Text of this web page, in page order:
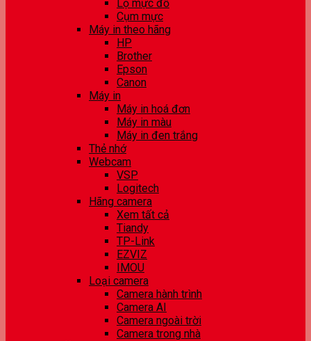
Lọ mực đổ
Cụm mực
Máy in theo hãng
HP
Brother
Epson
Canon
Máy in
Máy in hoá đơn
Máy in màu
Máy in đen trắng
Thẻ nhớ
Webcam
VSP
Logitech
Hãng camera
Xem tất cả
Tiandy
TP-Link
EZVIZ
IMOU
Loại camera
Camera hành trình
Camera AI
Camera ngoài trời
Camera trong nhà